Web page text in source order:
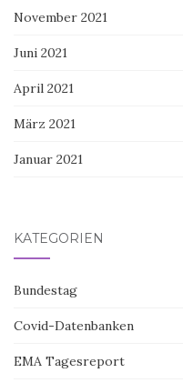
November 2021
Juni 2021
April 2021
März 2021
Januar 2021
KATEGORIEN
Bundestag
Covid-Datenbanken
EMA Tagesreport